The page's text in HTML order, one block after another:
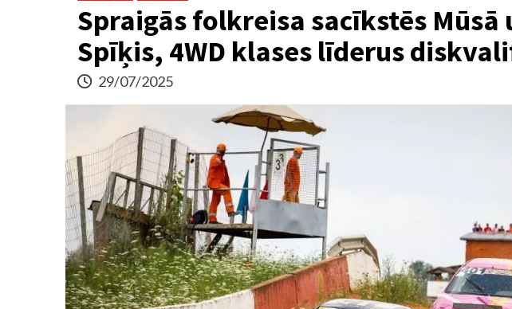
Spraigās folkreisa sacīkstēs Mūsā
Spīķis, 4WD klases līderus
29/07/2025